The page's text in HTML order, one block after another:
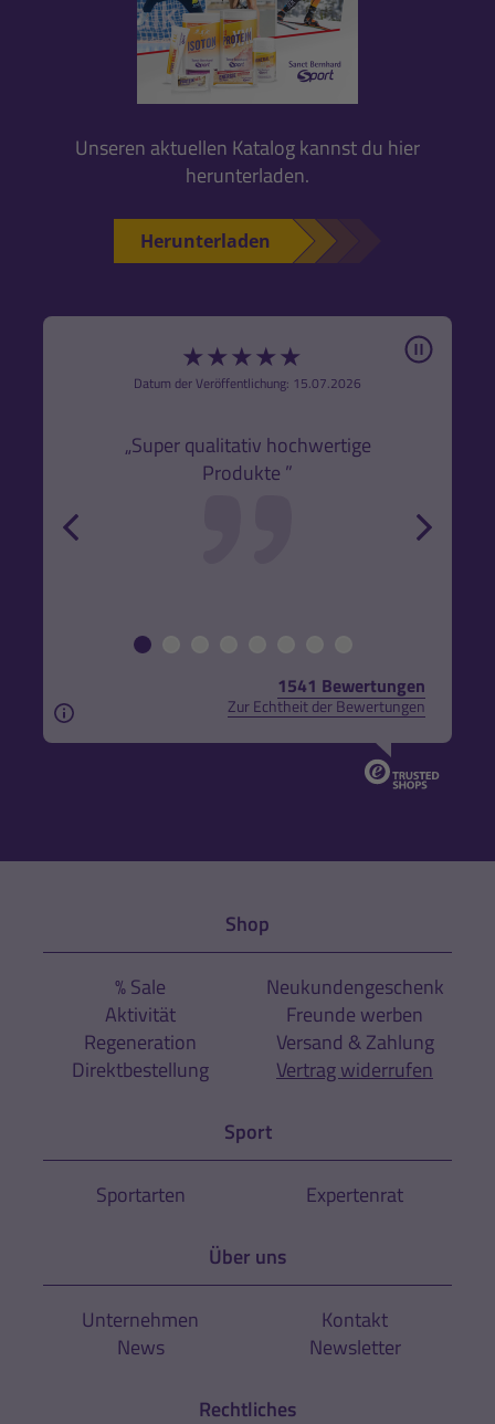
Unseren aktuellen Katalog kannst du hier
herunterladen.
Herunterladen
★★★★★
Datum der Veröffentlichung: 15.07.2026
„Super qualitativ hochwertige
Produkte ”
Pause
1541 Bewertungen
Zur Echtheit der Bewertungen
Aus rechtlichen Gründen weisen wir darauf hin,
Shop
% Sale
Aktivität
Regeneration
Direktbestellung
Neukundengeschenk
Freunde werben
Versand & Zahlung
Vertrag widerrufen
Sport
Sportarten Expertenrat
Über uns
Unternehmen
News
Kontakt
Newsletter
Rechtliches